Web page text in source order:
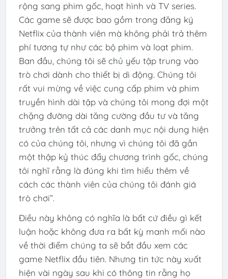
rộng sang phim gốc, hoạt hình và TV series.
Các game sẽ được bao gồm trong đăng ký
Netflix của thành viên mà không phải trả thêm
phí tương tự như các bộ phim và loạt phim.
Ban đầu, chúng tôi sẽ chủ yếu tập trung vào
trò chơi dành cho thiết bị di động. Chúng tôi
rất vui mừng về việc cung cấp phim và phim
truyền hình dài tập và chúng tôi mong đợi một
chặng đường dài tăng cường đầu tư và tăng
trưởng trên tất cả các danh mục nội dung hiện
có của chúng tôi, nhưng vì chúng tôi đã gần
một thập kỷ thúc đẩy chương trình gốc, chúng
tôi nghĩ rằng là đúng khi tìm hiểu thêm về
cách các thành viên của chúng tôi đánh giá
trò chơi”.
Điều này không có nghĩa là bất cứ điều gì kết
luận hoặc không đưa ra bất kỳ manh mối nào
về thời điểm chúng ta sẽ bắt đầu xem các
game Netflix đầu tiên. Nhưng tin tức này xuất
hiện vài ngày sau khi có thông tin rằng họ